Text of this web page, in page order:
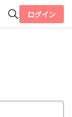
ログイン